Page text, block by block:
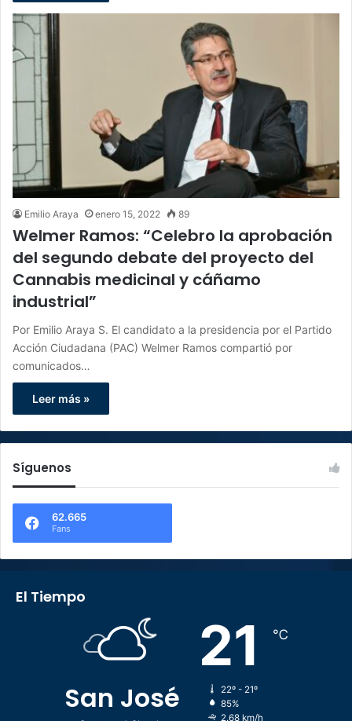
Emilio Araya enero 15, 2022 89
Welmer Ramos: “Celebro la aprobación
del segundo debate del proyecto del
Cannabis medicinal y cáñamo
industrial”
Por Emilio Araya S. El candidato a la presidencia por el Partido
Acción Ciudadana (PAC) Welmer Ramos compartió por
comunicados…
Leer más »
Síguenos
62.665
Fans
El Tiempo
San José
21 ℃
22º - 21º
85%
2.68 km/h